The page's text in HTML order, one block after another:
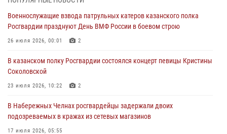
24 июля 2026, 15:05 4
В казанском полку Росгвардии состоялся концерт певицы Кристины
23 июля 2026, 10:22
В Нижнекамске сотрудники Росгвардии задержали подозреваемого
23 июля 2026, 06:47
В Казани Росгвардия приняла участие в обеспечении безопасности
Военнослужащие взвода патрульных катеров казанского полка
Росгвардии празднуют День ВМФ России в боевом строю
26 июля 2026, 00:01 2
В казанском полку Росгвардии состоялся концерт певицы Кристины
Соколовской
23 июля 2026, 10:22 2
В Набережных Челнах росгвардейцы задержали двоих
подозреваемых в кражах из сетевых магазинов
17 июля 2026, 05:55